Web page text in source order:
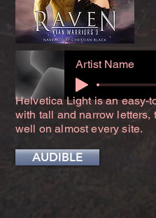
Artist Name
Helvetica Light is an easy-
with tall and narrow letters,
well on almost every site.
AUDIBLE